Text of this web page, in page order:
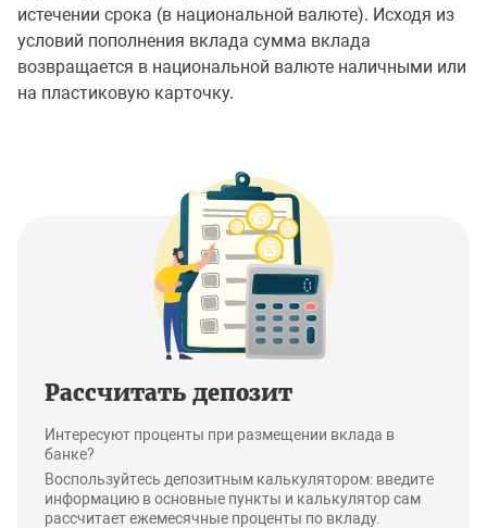
истечении срока (в национальной валюте). Исходя из
условий пополнения вклада сумма вклада
возвращается в национальной валюте наличными или
на пластиковую карточку.
Рассчитать депозит
Интересуют проценты при размещении вклада в
банке?
Воспользуйтесь депозитным калькулятором: введите
информацию в основные пункты и калькулятор сам
рассчитает ежемесячные проценты по вкладу.